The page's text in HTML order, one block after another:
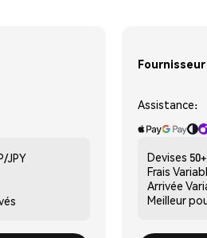
JPY
Assistance:
Devises 50+
Frais
Arrivée
Meilleur